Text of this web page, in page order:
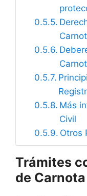
Más
Civil
Otros
Trámites
de Carnota